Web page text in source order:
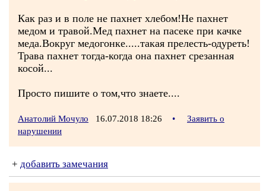
Как раз и в поле не пахнет хлебом!Не пахнет
медом и травой.Мед пахнет на пасеке при качке
меда.Вокруг медогонке.....такая прелесть-одуреть!
Трава пахнет тогда-когда она пахнет срезанная
косой...
Просто пишите о том,что знаете....
Анатолий Мочуло 16.07.2018 18:26 •
Заявить о
нарушении
+ добавить замечания